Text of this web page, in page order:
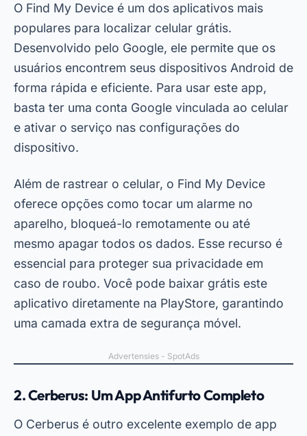
O Find My Device é um dos aplicativos mais
populares para localizar celular grátis.
Desenvolvido pelo Google, ele permite que os
usuários encontrem seus dispositivos Android de
forma rápida e eficiente. Para usar este app,
basta ter uma conta Google vinculada ao celular
e ativar o serviço nas configurações do
dispositivo.
Além de rastrear o celular, o Find My Device
oferece opções como tocar um alarme no
aparelho, bloqueá-lo remotamente ou até
mesmo apagar todos os dados. Esse recurso é
essencial para proteger sua privacidade em
caso de roubo. Você pode baixar grátis este
aplicativo diretamente na PlayStore, garantindo
uma camada extra de segurança móvel.
Advertensies - SpotAds
2. Cerberus: Um App Antifurto Completo
O Cerberus é outro excelente exemplo de app